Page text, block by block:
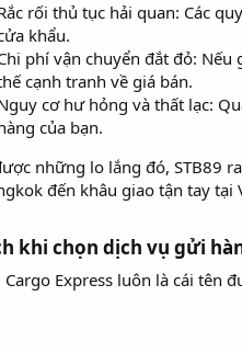
rối thủ tục hải quan: Các
khẩu.
phí vận chuyển đắt đỏ:
cạnh tranh về giá bán.
cơ hư hỏng và thất lạc:
của bạn.
những lo lắng đó, STB89
đến khâu giao tận tay tại
khi chọn dịch vụ gửi
Cargo Express luôn là cái